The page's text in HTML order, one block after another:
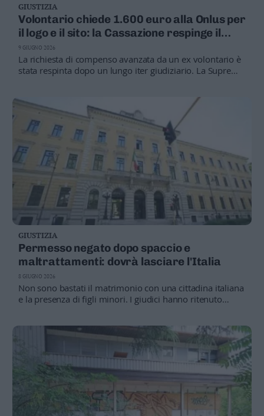
GIUSTIZIA
Volontario chiede 1.600 euro alla Onlus per
il logo e il sito: la Cassazione respinge il
ricorso
La richiesta di compenso avanzata da un ex volontario è
stata respinta dopo un lungo iter giudiziario. La Suprema
9 GIUGNO 2026
GIUSTIZIA
Permesso negato dopo spaccio e
maltrattamenti: dovrà lasciare l'Italia
Non sono bastati il matrimonio con una cittadina italiana
e la presenza di figli minori. I giudici hanno ritenuto
8 GIUGNO 2026